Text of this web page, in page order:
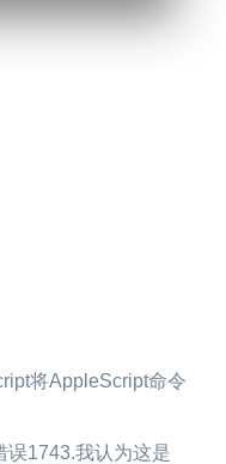
将AppleScript命令
1743.我认为这是